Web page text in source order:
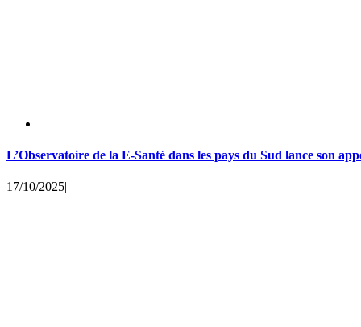
L’Observatoire de la E-Santé dans les pays du Sud lance son
17/10/2025|